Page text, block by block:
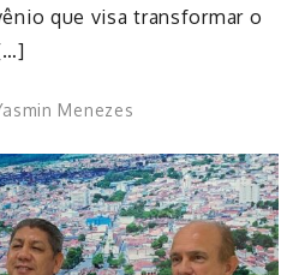
que visa transformar o
Menezes